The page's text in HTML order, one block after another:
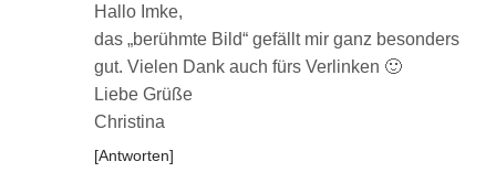
Hallo Imke,
das „berühmte Bild“ gefällt mir ganz besonders
gut. Vielen Dank auch fürs Verlinken 🙂
Liebe Grüße
Christina
Antworten